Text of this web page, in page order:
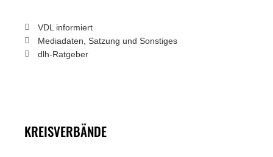
VDL informiert
Mediadaten, Satzung und Sonstiges
dlh-Ratgeber
KREISVERBÄNDE